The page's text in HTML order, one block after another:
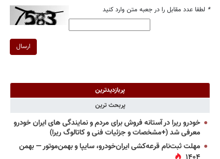
* لطفا عدد مقابل را در جعبه متن وارد کنید
ارسال
پربازدیدترین
پربحث ترین
خودرو ریرا در آستانه فروش برای مردم و نمایندگی های ایران خودرو
معرفی شد (+مشخصات و جزئیات فنی و کاتالوگ ریرا)
مهلت ثبت‌نام قرعه‌کشی ایران‌خودرو، سایپا و بهمن‌موتور — بهمن